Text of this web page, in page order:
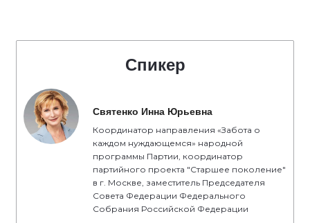
Спикер
Святенко Инна Юрьевна
Координатор направления «Забота о
каждом нуждающемся» народной
программы Партии, координатор
партийного проекта "Старшее поколение"
в г. Москве, заместитель Председателя
Совета Федерации Федерального
Собрания Российской Федерации